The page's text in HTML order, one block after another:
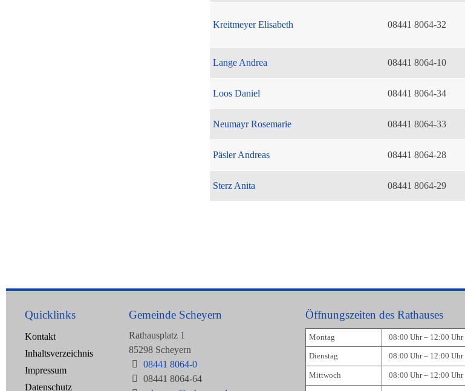
Kreitmeyer Elisabeth
08441 8064-32
Lange Andrea 08441 8064-10
Loos Daniel 08441 8064-34
Neumayr Rosemarie 08441 8064-33
Päsler Andreas 08441 8064-28
Sterz Anita 08441 8064-29
Quicklinks
Kontakt
Inhaltsverzeichnis
Impressum
Datenschutz
Gemeinde Scheyern
Rathausplatz 1
85298 Scheyern
08441 8064-0
08441 8064-64
Öffnungszeiten des Rathauses
Montag 08:00 Uhr – 12:00 Uhr
Dienstag 08:00 Uhr – 12:00 Uhr
Mittwoch 08:00 Uhr – 12:00 Uhr